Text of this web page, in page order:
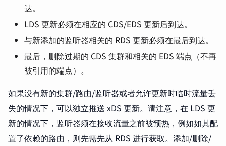
达。
LDS 更新必须在相应的 CDS/EDS 更新后到达。
与新添加的监听器相关的 RDS 更新必须在最后到达。
最后，删除过期的 CDS 集群和相关的 EDS 端点（不再
被引用的端点）。
如果没有新的集群/路由/监听器或者允许更新时临时流量丢
失的情况下，可以独立推送 xDS 更新。请注意，在 LDS 更
新的情况下，监听器须在接收流量之前被预热，例如如其配
置了依赖的路由，则先需先从 RDS 进行获取。添加/删除/